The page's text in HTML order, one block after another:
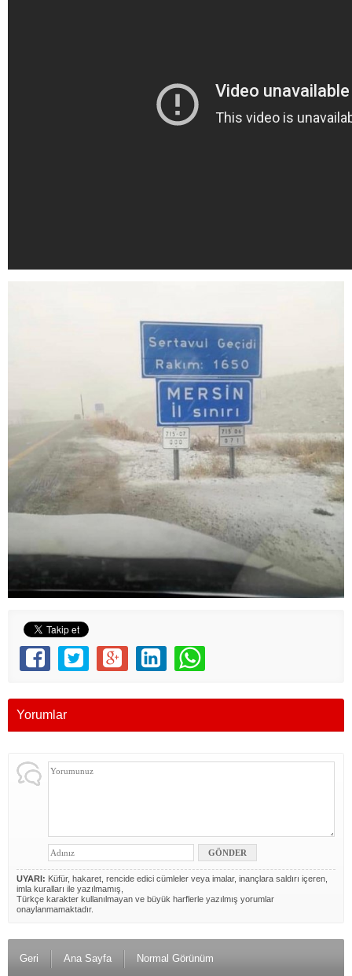
Yorumlar
UYARI: Küfür, hakaret, rencide edici cümleler veya imalar, inançlara saldırı içeren,
imla kuralları ile yazılmamış,
Türkçe karakter kullanılmayan ve büyük harflerle yazılmış yorumlar
onaylanmamaktadır.
Geri Ana Sayfa Normal Görünüm